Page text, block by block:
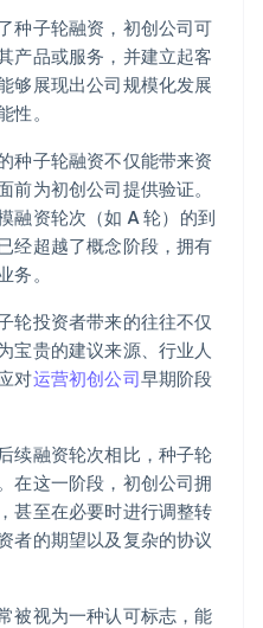
种子轮融资，初创公司可
产品或服务，并建立起客
够展现出公司规模化发展
性。
种子轮融资不仅能带来资
前为初创公司提供验证。
融资轮次（如 A 轮）的到
经超越了概念阶段，拥有
务。
轮投资者带来的往往不仅
宝贵的建议来源、行业人
对运营初创公司早期阶段
续融资轮次相比，种子轮
在这一阶段，初创公司拥
甚至在必要时进行调整转
者的期望以及复杂的协议
被视为一种认可标志，能